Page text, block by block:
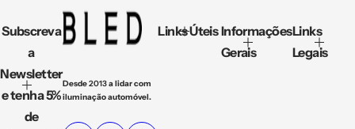
Subscreva
a
Newsletter
e tenha 5%
de
Desde2013a lidar com
iluminação automóvel.
Links ÚteisInformações
Gerais
Links
Legais